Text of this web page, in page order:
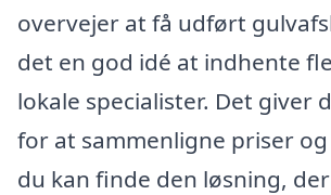
overvejer at få udført
det en god idé at indhente
lokale specialister. Det giver
for at sammenligne priser og
du kan finde den løsning,